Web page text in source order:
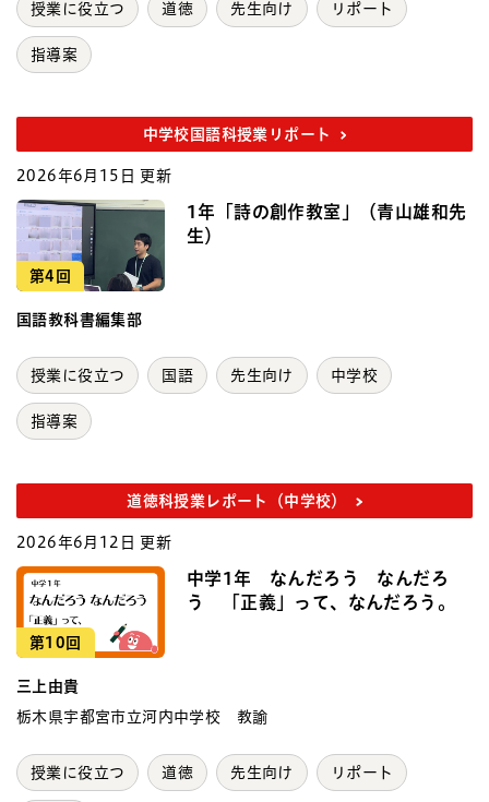
授業に役立つ 道徳 先生向け リポート
指導案
中学校国語科授業リポート
2026年6月15日 更新
第4回
1年「詩の創作教室」（青山雄和先
生）
国語教科書編集部
授業に役立つ 国語 先生向け 中学校
指導案
道徳科授業レポート（中学校）
2026年6月12日 更新
第10回
中学1年 なんだろう なんだろ
う 「正義」って、なんだろう。
三上由貴
栃木県宇都宮市立河内中学校 教諭
授業に役立つ 道徳 先生向け リポート